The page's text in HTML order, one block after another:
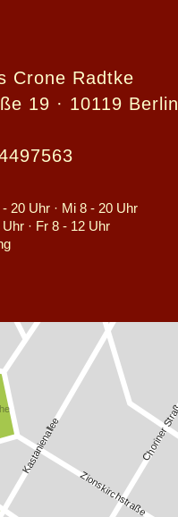
Crone Radtke
19 · 10119 Berlin
20 Uhr · Mi 8 - 20 Uhr
· Fr 8 - 12 Uhr